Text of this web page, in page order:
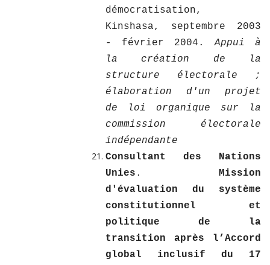
démocratisation,
Kinshasa, septembre 2003
- février 2004.Appui à
la création de la
structure électorale ;
élaboration d'un projet
de loi organique sur la
commission électorale
indépendante
Consultant des Nations
Unies . Mission
d'évaluation du système
constitutionnel et
politique de la
transition après l’Accord
global inclusif du 17